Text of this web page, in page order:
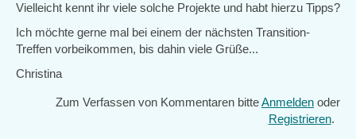
Vielleicht kennt ihr viele solche Projekte und habt hierzu Tipps?
Ich möchte gerne mal bei einem der nächsten Transition-
Treffen vorbeikommen, bis dahin viele Grüße...
Christina
Zum Verfassen von Kommentaren bitteAnmelden oder
Registrieren.